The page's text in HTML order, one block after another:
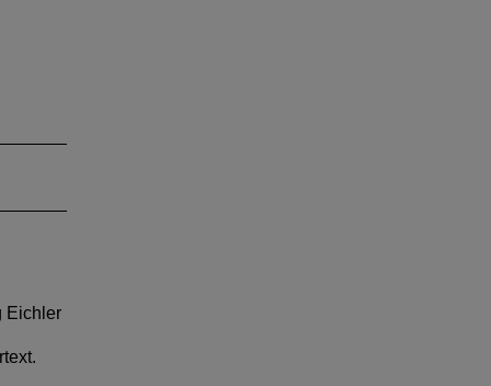
Eichler